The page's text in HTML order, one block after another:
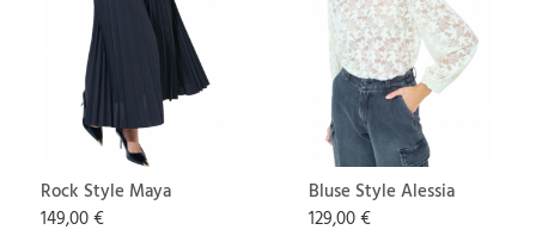
Rock Style Maya
149,00 €
Bluse Style Alessia
129,00 €